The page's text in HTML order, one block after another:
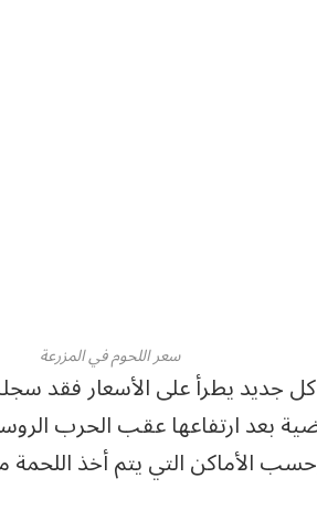
سعر اللحوم في المزرعة
جديد يطرأ على الأسعار فقد
بعد ارتفاعها عقب الحرب
الأماكن التي يتم أخذ اللحمة